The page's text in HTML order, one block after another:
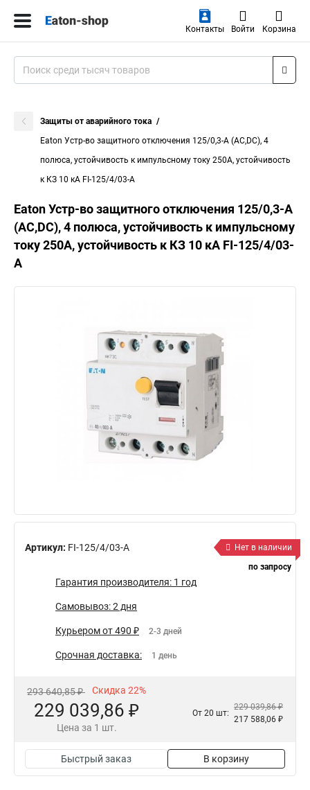
Контакты Войти Корзина
Защиты от аварийного тока
Eaton Устр-во защитного отключения 125/0,3-А (AC,DC), 4
полюса, устойчивость к импульсному току 250А, устойчивость
к КЗ 10 кА FI-125/4/03-A
Eaton Устр-во защитного отключения 125/0,3-А
(AC,DC), 4 полюса, устойчивость к импульсному
току 250А, устойчивость к КЗ 10 кА FI-125/4/03-
A
Артикул: FI-125/4/03-A
Нет в наличии
по запросу
Гарантия производителя: 1 год
Самовывоз: 2 дня
Курьером от 490 ₽ 2-3 дней
Срочная доставка: 1 день
293 640,85 ₽ Скидка 22%
229 039,86 ₽
Цена за 1 шт.
От 20 шт:
229 039,86 ₽
217 588,06 ₽
Быстрый заказ В корзину